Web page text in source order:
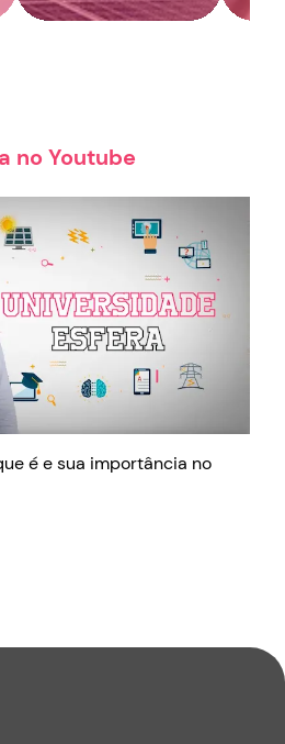
no Youtube
é e sua importância no